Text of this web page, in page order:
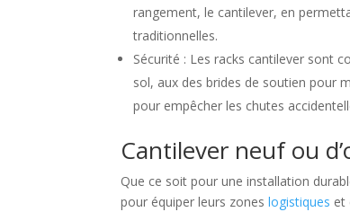
rangement, le cantilever, en
traditionnelles.
Sécurité : Les racks cantilever sont
sol, aux des brides de soutien pour
pour empêcher les chutes
Cantilever neuf ou
Que ce soit pour une installation
pour équiper leurs zoneslogistiques et